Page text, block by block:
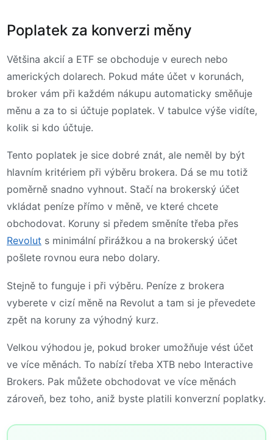
Poplatek za konverzi měny
Většina akcií a ETF se obchoduje v eurech nebo
amerických dolarech. Pokud máte účet v korunách,
broker vám při každém nákupu automaticky směňuje
měnu a za to si účtuje poplatek. V tabulce výše vidíte,
kolik si kdo účtuje.
Tento poplatek je sice dobré znát, ale neměl by být
hlavním kritériem při výběru brokera. Dá se mu totiž
poměrně snadno vyhnout. Stačí na brokerský účet
vkládat peníze přímo v měně, ve které chcete
obchodovat. Koruny si předem směníte třeba přes
Revolut s minimální přirážkou a na brokerský účet
pošlete rovnou eura nebo dolary.
Stejně to funguje i při výběru. Peníze z brokera
vyberete v cizí měně na Revolut a tam si je převedete
zpět na koruny za výhodný kurz.
Velkou výhodou je, pokud broker umožňuje vést účet
ve více měnách. To nabízí třeba XTB nebo Interactive
Brokers. Pak můžete obchodovat ve více měnách
zároveň, bez toho, aniž byste platili konverzní poplatky.